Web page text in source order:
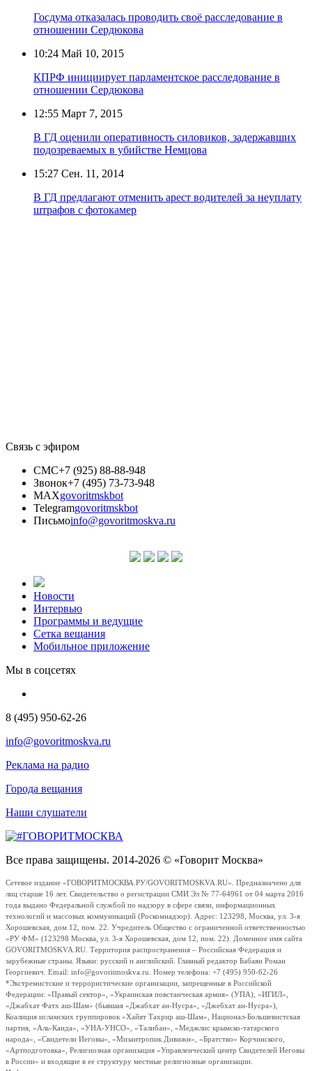
Госдума отказалась проводить своё расследование в
отношении Сердюкова
10:24 Май 10, 2015
КПРФ инициирует парламентское расследование в
отношении Сердюкова
12:55 Март 7, 2015
В ГД оценили оперативность силовиков, задержавших
подозреваемых в убийстве Немцова
15:27 Сен. 11, 2014
В ГД предлагают отменить арест водителей за неуплату
штрафов с фотокамер
Связь с эфиром
СМС+7 (925) 88-88-948
Звонок+7 (495) 73-73-948
MAXgovoritmskbot
Telegramgovoritmskbot
Письмоinfo@govoritmoskva.ru
Новости
Интервью
Программы и ведущие
Сетка вещания
Мобильное приложение
Мы в соцсетях
8 (495) 950-62-26
info@govoritmoskva.ru
Реклама на радио
Города вещания
Наши слушатели
Все права защищены. 2014-2026 © «Говорит Москва»
Сетевое издание «ГОВОРИТМОСКВА.РУ/GOVORITMOSKVA.RU». Предназначено для
лиц старше 16 лет. Свидетельство о регистрации СМИ Эл № 77-64961 от 04 марта 2016
года выдано Федеральной службой по надзору в сфере связи, информационных
технологий и массовых коммуникаций (Роскомнадзор). Адрес: 123298, Москва, ул. 3-я
Хорошевская, дом 12, пом. 22. Учредитель Общество с ограниченной ответственностью
«РУ ФМ» (123298 Москва, ул. 3-я Хорошевская, дом 12, пом. 22). Доменное имя сайта
GOVORITMOSKVA.RU. Территория распространения – Российская Федерация и
зарубежные страны. Языки: русский и английский. Главный редактор Бабаян Роман
Георгиевич. Email: info@govoritmoskva.ru. Номер телефона: +7 (495) 950-62-26
*Экстремистские и террористические организации, запрещенные в Российской
Федерации: «Правый сектор», «Украинская повстанческая армия» (УПА), «ИГИЛ»,
«Джабхат Фатх аш-Шам» (бывшая «Джабхат ан-Нусра», «Джебхат ан-Нусра»),
Коалиция исламских группировок «Хайят Тахрир аш-Шам», Национал-Большевистская
партия, «Аль-Каида», «УНА-УНСО», «Талибан», «Меджлис крымско-татарского
народа», «Свидетели Иеговы», «Мизантропик Дивижн», «Братство» Корчинского,
«Артподготовка», Религиозная организация «Управленческий центр Свидетелей Иеговы
в России» и входящие в ее структуру местные религиозные организации.